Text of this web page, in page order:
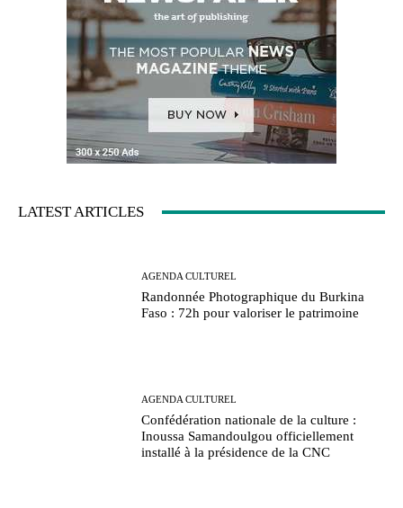
LATEST ARTICLES
AGENDA CULTUREL
Randonnée Photographique du Burkina
Faso : 72h pour valoriser le patrimoine
AGENDA CULTUREL
Confédération nationale de la culture :
Inoussa Samandoulgou officiellement
installé à la présidence de la CNC